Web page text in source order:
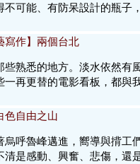
不可能、有防呆設計的瓶子
寫作】兩個台北
些熟悉的地方。淡水依然有
一再更替的電影看板，都與
色自由之山
烏呼魯峰邁進，嚮導與揹工
清是感動、興奮、悲傷，還